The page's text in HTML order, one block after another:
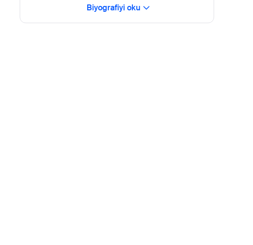
Biyografiyi oku